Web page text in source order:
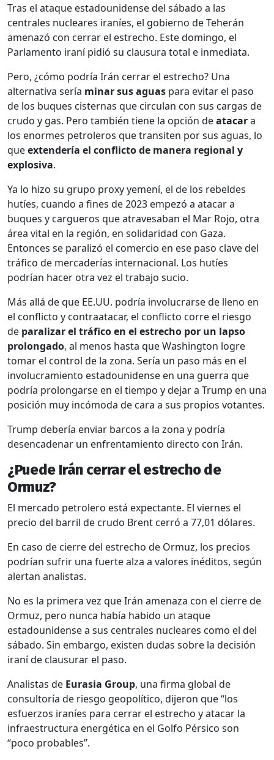
Tras el ataque estadounidense del sábado a las
centrales nucleares iraníes, el gobierno de Teherán
amenazó con cerrar el estrecho. Este domingo, el
Parlamento iraní pidió su clausura total e inmediata.
Pero, ¿cómo podría Irán cerrar el estrecho? Una
alternativa sería minar sus aguas para evitar el paso
de los buques cisternas que circulan con sus cargas de
crudo y gas. Pero también tiene la opción deatacara
los enormes petroleros que transiten por sus aguas, lo
queextendería el conflicto de manera regional y
explosiva.
Ya lo hizo su grupo proxy yemení, el de los rebeldes
hutíes, cuando a fines de 2023 empezó a atacar a
buques y cargueros que atravesaban el Mar Rojo, otra
área vital en la región, en solidaridad con Gaza.
Entonces se paralizó el comercio en ese paso clave del
tráfico de mercaderías internacional. Los hutíes
podrían hacer otra vez el trabajo sucio.
Más allá de que EE.UU. podría involucrarse de lleno en
el conflicto y contraatacar, el conflicto corre el riesgo
de paralizar el tráfico en el estrecho por un lapso
prolongado, al menos hasta que Washington logre
tomar el control de la zona. Sería un paso más en el
involucramiento estadounidense en una guerra que
podría prolongarse en el tiempo y dejar a Trump en una
posición muy incómoda de cara a sus propios votantes.
Trump debería enviar barcos a la zona y podría
desencadenar un enfrentamiento directo con Irán.
¿Puede Irán cerrar el estrecho de
Ormuz?
El mercado petrolero está expectante. El viernes el
precio del barril de crudo Brent cerró a 77,01 dólares.
En caso de cierre del estrecho de Ormuz, los precios
podrían sufrir una fuerte alza a valores inéditos, según
alertan analistas.
No es la primera vez que Irán amenaza con el cierre de
Ormuz, pero nunca había habido un ataque
estadounidense a sus centrales nucleares como el del
sábado. Sin embargo, existen dudas sobre la decisión
iraní de clausurar el paso.
Analistas de Eurasia Group, una firma global de
consultoría de riesgo geopolítico, dijeron que “los
esfuerzos iraníes para cerrar el estrecho y atacar la
infraestructura energética en el Golfo Pérsico son
“poco probables”.